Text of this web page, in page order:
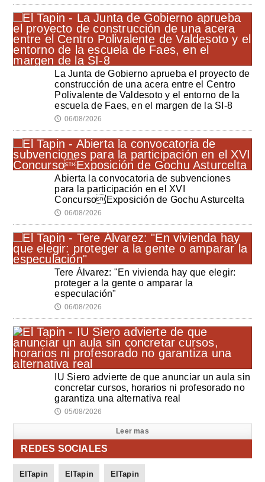
La Junta de Gobierno aprueba el proyecto de
construcción de una acera entre el Centro
Polivalente de Valdesoto y el entorno de la
escuela de Faes, en el margen de la SI-8
🕔 06/08/2026
Abierta la convocatoria de subvenciones
para la participación en el XVI
ConcursoExposición de Gochu Asturcelta
🕔 06/08/2026
Tere Álvarez: "En vivienda hay que elegir:
proteger a la gente o amparar la
especulación"
🕔 06/08/2026
IU Siero advierte de que anunciar un aula sin
concretar cursos, horarios ni profesorado no
garantiza una alternativa real
🕔 05/08/2026
Leer mas
REDES SOCIALES
ElTapin ElTapin ElTapin